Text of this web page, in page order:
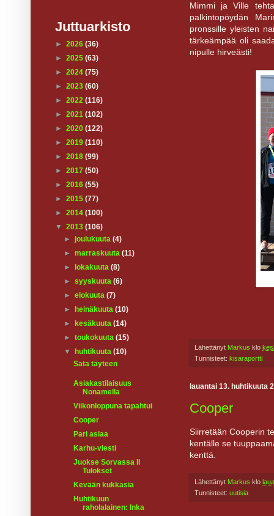
Mimmi ja Ville
palkintopöydän
pronssille yleisten
tärkeämpää oli
nipulle hirveästi!
Lähettänyt Markus klo
Tunnisteet: kisaraportti
lauantai 13. huhtikuuta
Cooper
Siirretään Cooperin
kentälle se
kenttä.
Lähettänyt Markus klo
Tunnisteet: uutisia
Juttuarkisto
► 2026 (36)
► 2025 (63)
► 2024 (75)
► 2023 (60)
► 2022 (116)
► 2021 (102)
► 2020 (122)
► 2019 (110)
► 2018 (99)
► 2017 (50)
► 2016 (55)
► 2015 (77)
► 2014 (100)
▼ 2013 (106)
►joulukuuta(4)
►marraskuuta(11)
►
lokakuuta(8)
►syyskuuta(6)
►elokuuta(7)
►
heinäkuuta(10)
►
kesäkuuta(14)
►toukokuuta(15)
▼
huhtikuuta(10)
Sata täyteen
Asiakastilaisuus
Nonamella
Viikonloppuna tapahtui
Cooper
Pari asiaa
Karhu-viesti
Juokse Sorvassa II
Tulokset
Kevään kukkasia
Huhtikuun
raholalainen: Inka